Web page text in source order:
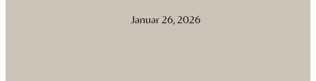
Januar 26, 2026